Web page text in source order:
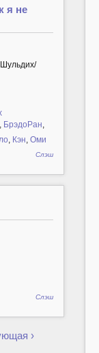
я не
БрэдоРан
Кэн Оми
Слэш
Слэш
›